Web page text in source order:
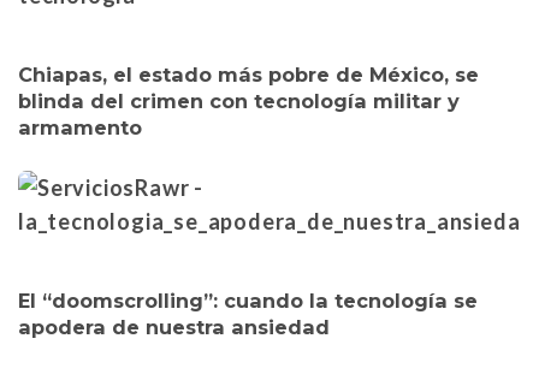
Chiapas, el estado más pobre de México, se
blinda del crimen con tecnología militar y
armamento
El “doomscrolling”: cuando la tecnología se
apodera de nuestra ansiedad